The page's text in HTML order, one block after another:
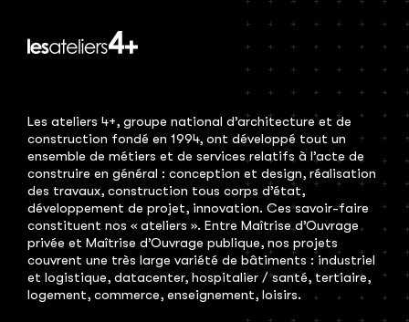
Les ateliers 4+, groupe national d’architecture et de
construction fondé en 1994, ont développé tout un
ensemble de métiers et de services relatifs à l’acte de
construire en général : conception et design, réalisation
des travaux, construction tous corps d’état,
développement de projet, innovation. Ces savoir-faire
constituent nos « ateliers ». Entre Maîtrise d’Ouvrage
privée et Maîtrise d’Ouvrage publique, nos projets
couvrent une très large variété de bâtiments : industriel
et logistique, datacenter, hospitalier / santé, tertiaire,
logement, commerce, enseignement, loisirs.